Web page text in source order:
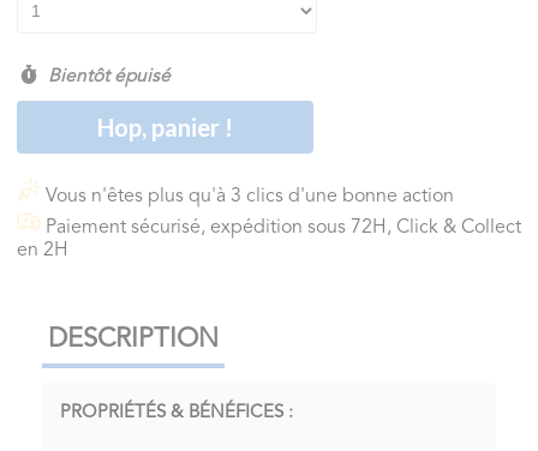
Bientôt épuisé
Hop, panier !
Vous n'êtes plus qu'à 3 clics d'une bonne action
Paiement sécurisé, expédition sous 72H, Click & Collect
en 2H
DESCRIPTION
PROPRIÉTÉS & BÉNÉFICES :